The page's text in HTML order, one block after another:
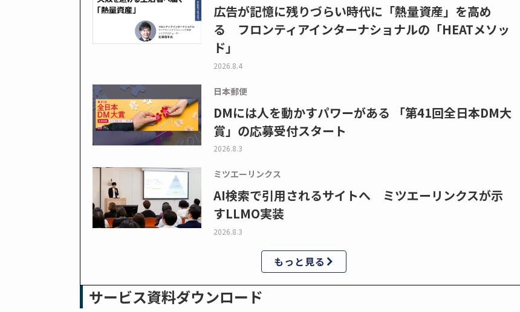
広告が記憶に残りづらい時代に「熱量資産」を高め
る フロンティアインターナショナルの「HEATメソッ
ド」
2026.8.4
日本郵便
DMには人を動かすパワーがある 「第41回全日本DM大
賞」の応募受付スタート
2026.8.3
ミツエーリンクス
AI検索で引用されるサイトへ ミツエーリンクスが示
すLLMO実装
2026.8.3
もっと見る
サービス資料ダウンロード